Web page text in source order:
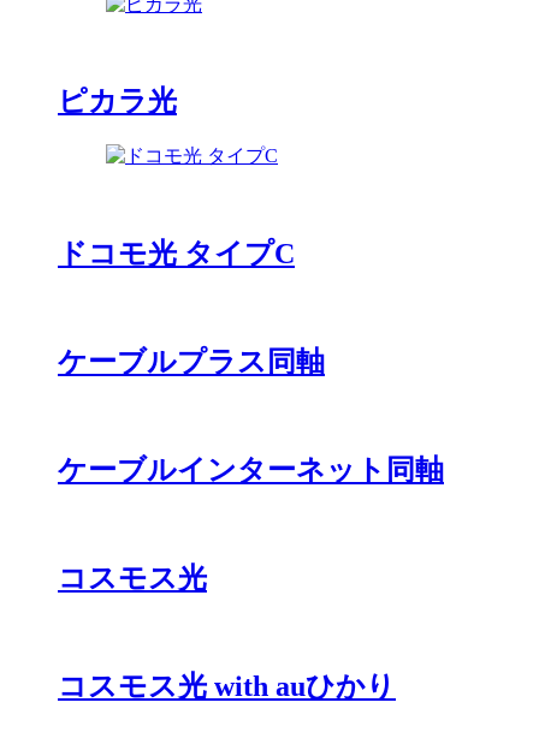
ピカラ光
ドコモ光 タイプC
ケーブルプラス同軸
ケーブルインターネット同軸
コスモス光
コスモス光 with auひかり